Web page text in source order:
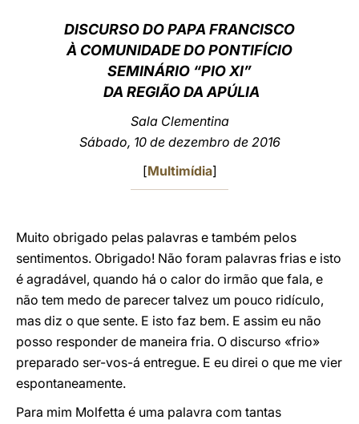
DISCURSO DO PAPA FRANCISCO
À COMUNIDADE DO PONTIFÍCIO
SEMINÁRIO “PIO XI”
DA REGIÃO DA APÚLIA
Sala Clementina
Sábado, 10 de dezembro de 2016
[Multimídia]
Muito obrigado pelas palavras e também pelos
sentimentos. Obrigado! Não foram palavras frias e isto
é agradável, quando há o calor do irmão que fala, e
não tem medo de parecer talvez um pouco ridículo,
mas diz o que sente. E isto faz bem. E assim eu não
posso responder de maneira fria. O discurso «frio»
preparado ser-vos-á entregue. E eu direi o que me vier
espontaneamente.
Para mim Molfetta é uma palavra com tantas